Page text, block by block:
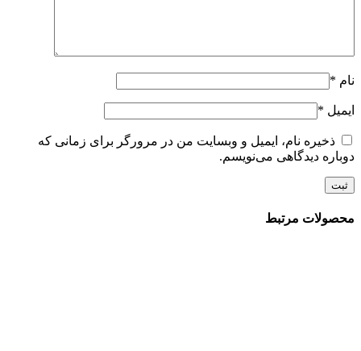
نام *
ایمیل *
ذخیره نام، ایمیل و وبسایت من در مرورگر برای زمانی که
دوباره دیدگاهی می‌نویسم.
محصولات مرتبط